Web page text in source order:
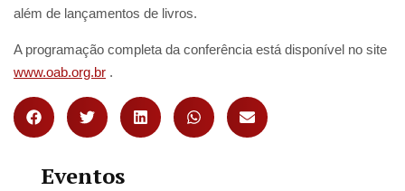
além de lançamentos de livros.
A programação completa da conferência está disponível no site
www.oab.org.br .
Eventos